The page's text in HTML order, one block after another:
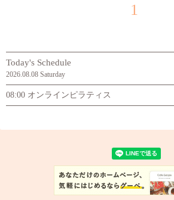
1
Today's Schedule
2026.08.08 Saturday
08:00 オンラインピラティス